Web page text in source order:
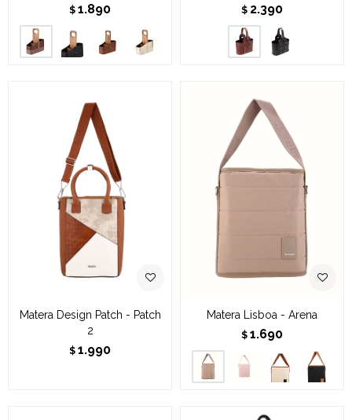
$ 1.890 $ 2.390
Matera Design Patch - Patch
2
$ 1.990
Matera Lisboa - Arena
$ 1.690